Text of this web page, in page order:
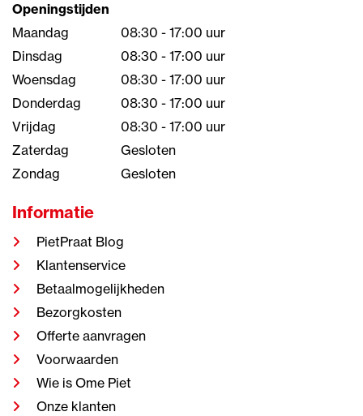
Openingstijden
Maandag
08:30 - 17:00 uur
Dinsdag
08:30 - 17:00 uur
Woensdag
08:30 - 17:00 uur
Donderdag
08:30 - 17:00 uur
Vrijdag
08:30 - 17:00 uur
Zaterdag
Gesloten
Zondag
Gesloten
Informatie
PietPraat Blog
Klantenservice
Betaalmogelijkheden
Bezorgkosten
Offerte aanvragen
Voorwaarden
Wie is Ome Piet
Onze klanten